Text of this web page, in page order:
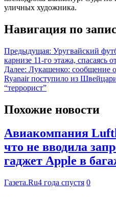
уличных художника.
Навигация по
Предыдущая: Уругвайский
карнизе 11-го этажа, спасаясь
Далее: Лукашенко: сообщение
Ryanair поступило из
“террорист”
Похожие новости
Авиакомпания
что не вводила
гаджет Apple в
Газета.Ru4 года спустя 0